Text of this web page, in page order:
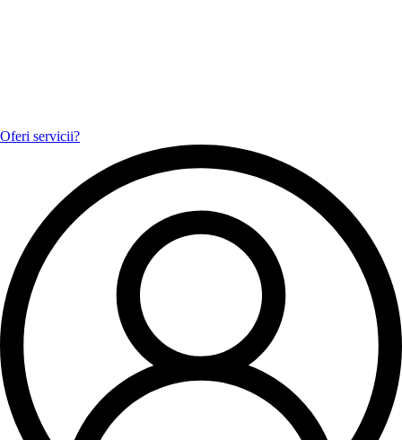
Oferi servicii?